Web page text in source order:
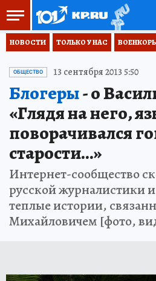
НОВОСТИ ТОЛЬКО У НАС
ОБЩЕСТВО 13 сентября 2013 5:50
Блогеры- о
«Глядя на него,
поворачивался
старости...»
Интернет-сообщество
русской журналистики
теплые истории,
Михайловичем [фото,